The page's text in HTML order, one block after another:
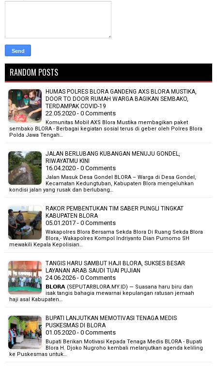
RANDOM POSTS
HUMAS POLRES BLORA GANDENG AXS BLORA MUSTIKA,
DOOR TO DOOR RUMAH WARGA BAGIKAN SEMBAKO,
TERDAMPAK COVID-19
22.05.2020 - 0 Comments
Komunitas Mobil AXS Blora Mustika membagikan paket
sembako BLORA - Berbagai kegiatan sosial terus di geber oleh Polres Blora
Polda Jawa Tengah…
JALAN BERLUBANG KUBANGAN MENUJU GONDEL,
RIWAYATMU KINI
16.04.2020 - 0 Comments
Jalan Masuk Desa Gondel BLORA – Warga di Desa Gondel,
Kecamatan Kedungtuban, Kabupaten Blora mengeluhkan
kondisi jalan yang rusak dan berlubang…
RAKOR PEMBENTUKAN TIM SABER PUNGLI TINGKAT
KABUPATEN BLORA
05.01.2017 - 0 Comments
Wakapolres Blora Bersama Sekda Blora Di Ruang Sekda Blora
Blora,- Wakapolres Kompol Indriyanto Dian Purnomo SH
mewakili Kepala Kepolisian…
TANGIS HARU SAMBUT HAJI BLORA, SUKSES BESAR
LAYANAN ARAB SAUDI TUAI PUJIAN
24.06.2026 - 0 Comments
𝗕𝗟𝗢𝗥𝗔 (SEPUTARBLORA.MY.ID) — Suasana haru biru dan
isak tangis bahagia mewarnai kepulangan ratusan jemaah
haji asal Kabupaten…
BUPATI LANJUTKAN MEMOTIVASI TENAGA MEDIS
PUSKESMAS DI BLORA
01.05.2020 - 0 Comments
Bupati Berikan Motivasi Kepada Tenaga Medis BLORA - Bupati
Blora H. Djoko Nugroho kembali melanjutkan agenda keliling
ke Puskesmas untuk…